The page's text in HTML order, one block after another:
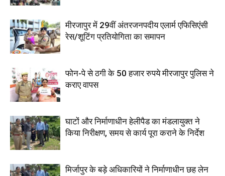
मीरजापुर में 29वीं अंतरजनपदीय एलार्म एफिसिएंसी
रेस/शूटिंग प्रतियोगिता का समापन
फोन-पे से ठगी के 50 हजार रुपये मीरजापुर पुलिस ने
कराए वापस
घाटों और निर्माणाधीन हेलीपैड का मंडलायुक्त ने
किया निरीक्षण, समय से कार्य पूरा कराने के निर्देश
मिर्जापुर के बड़े अधिकारियों ने निर्माणाधीन छह लेन